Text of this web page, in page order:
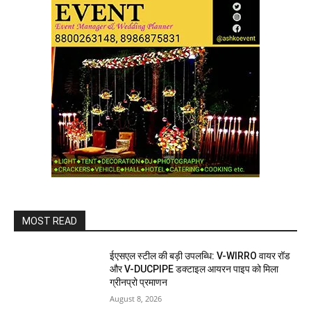
MOST READ
ईएसएल स्टील की बड़ी उपलब्धि: V-WIRRO वायर रॉड
और V-DUCPIPE डक्टाइल आयरन पाइप को मिला
ग्रीनप्रो प्रमाणन
August 8, 2026